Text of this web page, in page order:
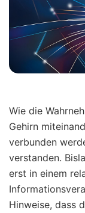
Wie die
Gehirn
verbunden
verstanden.
erst in einem
Hinweise, dass